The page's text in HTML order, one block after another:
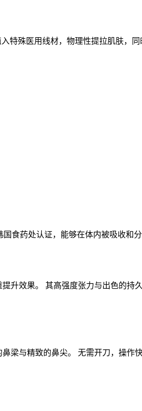
殊医用线材，物理性提拉肌肤，
食药处认证，能够在体内被吸收和
升效果。 其高强度张力与出色的持
梁与精致的鼻尖。 无需开刀，操作